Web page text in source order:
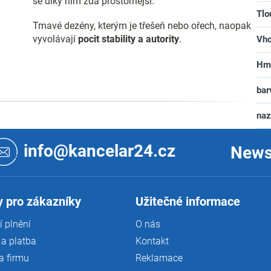
Tmavé dezény, kterým je třešeň nebo ořech, naopak
vyvolávajípocit stability a autority.
info@kancelar24.cz
pro zákazníky
plnění
platba
firmu
Užitečné informace
O nás
Kontakt
Reklamace